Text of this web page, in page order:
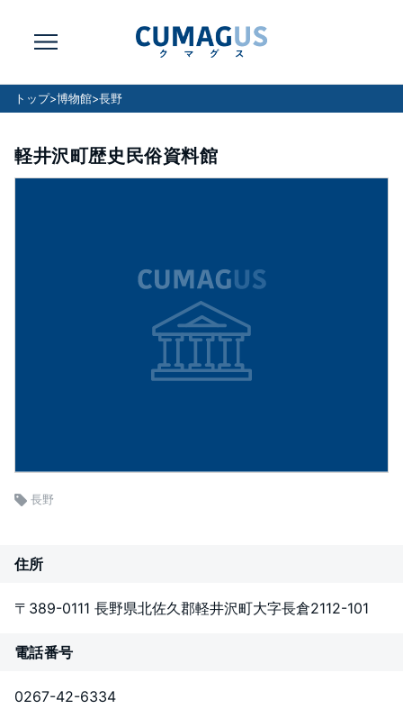
トップ>博物館>長野
軽井沢町歴史民俗資料館
長野
住所
〒389-0111 長野県北佐久郡軽井沢町大字長倉2112-101
電話番号
0267-42-6334